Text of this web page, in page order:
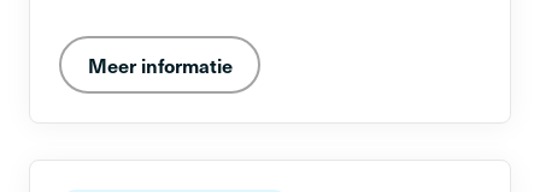
Meer informatie